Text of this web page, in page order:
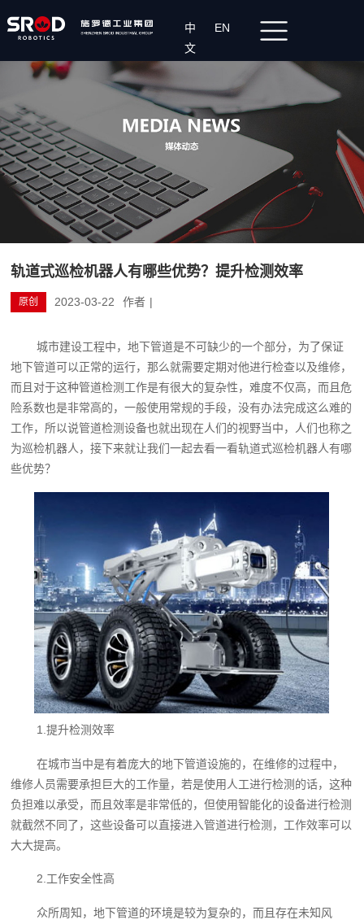
中
文
EN
轨道式巡检机器人有哪些优势？提升检测效率
原创 2023-03-22 作者 |
城市建设工程中，地下管道是不可缺少的一个部分，为了保证
地下管道可以正常的运行，那么就需要定期对他进行检查以及维修，
而且对于这种管道检测工作是有很大的复杂性，难度不仅高，而且危
险系数也是非常高的，一般使用常规的手段，没有办法完成这么难的
工作，所以说管道检测设备也就出现在人们的视野当中，人们也称之
为巡检机器人，接下来就让我们一起去看一看轨道式巡检机器人有哪
些优势？
1.提升检测效率
在城市当中是有着庞大的地下管道设施的，在维修的过程中，
维修人员需要承担巨大的工作量，若是使用人工进行检测的话，这种
负担难以承受，而且效率是非常低的，但使用智能化的设备进行检测
就截然不同了，这些设备可以直接进入管道进行检测，工作效率可以
大大提高。
2.工作安全性高
众所周知，地下管道的环境是较为复杂的，而且存在未知风